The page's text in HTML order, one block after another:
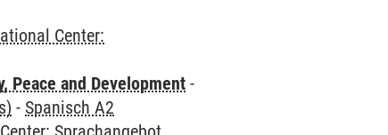
Center:
Peace and Development -
- Spanisch A2